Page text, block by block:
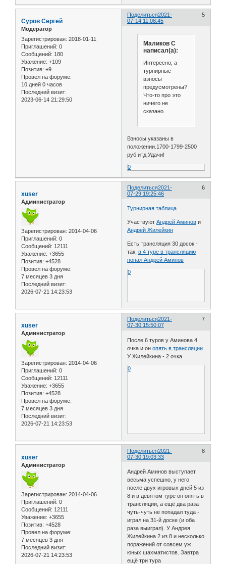
Поделиться 5
2021-
07-14 11:08:45
Cуров Сергей
Модератор
Зарегистрирован: 2018-01-11
Приглашений: 0
Сообщений: 180
Уважение: +109
Позитив: +9
Провел на форуме:
10 дней 0 часов
Последний визит:
2023-06-14 21:29:50
Маликов С
написал(а):
Интересно, а
турнирные
взносы
предусмотрены?
Что-то про это
ничего не
сказано.
Взносы указаны в
положении.1700-1799-2500
руб итд.Удачи!
0
Поделиться 6
2021-
07-29 19:25:46
xuser
Администратор
Зарегистрирован: 2014-04-06
Приглашений: 0
Сообщений: 12111
Уважение: +3655
Позитив: +4528
Провел на форуме:
7 месяцев 3 дня
Последний визит:
2026-07-21 14:23:53
Турнирная таблица
УчаствуютАндрей Аминов и
Андрей Жилейкин
Есть трансляция 30 досок -
так,в 4 туре в трансляцию
попал Андрей Аминов
0
Поделиться 7
2021-
07-30 15:50:07
xuser
Администратор
Зарегистрирован: 2014-04-06
Приглашений: 0
Сообщений: 12111
Уважение: +3655
Позитив: +4528
Провел на форуме:
7 месяцев 3 дня
Последний визит:
2026-07-21 14:23:53
После 6 туров у Аминова 4
очка и онопять в трансляции
У Жилейкина - 2 очка
0
Поделиться 8
2021-
07-30 19:03:33
xuser
Администратор
Зарегистрирован: 2014-04-06
Приглашений: 0
Сообщений: 12111
Уважение: +3655
Позитив: +4528
Провел на форуме:
7 месяцев 3 дня
Последний визит:
2026-07-21 14:23:53
Андрей Аминов выступает
весьма успешно, у него
после двух игровых дней 5 из
8 и в девятом туре он опять в
трансляции, а ещё два раза
чуть-чуть не попадал туда -
играл на 31-й доске (и оба
раза выиграл). У Андрея
Жилейкина 2 из 8 и несколько
поражений от совсем уж
юных шахматистов. Завтра
ещё три тура